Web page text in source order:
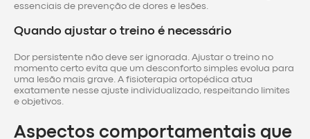
essenciais de prevenção de dores e lesões.
Quando ajustar o treino é necessário
Dor persistente não deve ser ignorada. Ajustar o treino no
momento certo evita que um desconforto simples evolua para
uma lesão mais grave. A fisioterapia ortopédica atua
exatamente nesse ajuste individualizado, respeitando limites
e objetivos.
Aspectos comportamentais que